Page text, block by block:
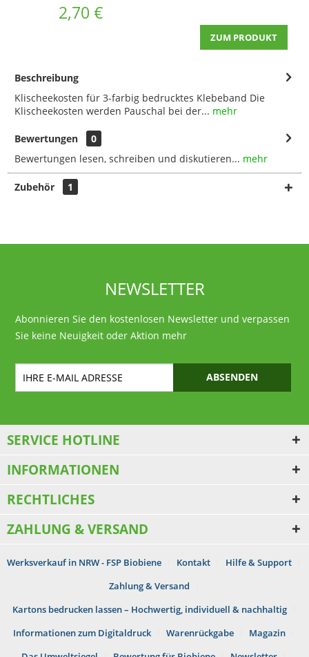
2,70 €
ZUM PRODUKT
Beschreibung
Klischeekosten für 3-farbig bedrucktes Klebeband Die
Klischeekosten werden Pauschal bei der... mehr
Bewertungen
0
Bewertungen lesen, schreiben und diskutieren... mehr
Zubehör 1
NEWSLETTER
Abonnieren Sie den kostenlosen Newsletter und verpassen
Sie keine Neuigkeit oder Aktion mehr
ABSENDEN
SERVICE HOTLINE
INFORMATIONEN
RECHTLICHES
ZAHLUNG & VERSAND
Werksverkauf in NRW - FSP Biobiene Kontakt
Hilfe & Support
Zahlung & Versand
Kartons bedrucken lassen – Hochwertig, individuell & nachhaltig
Informationen zum Digitaldruck
Warenrückgabe
Magazin